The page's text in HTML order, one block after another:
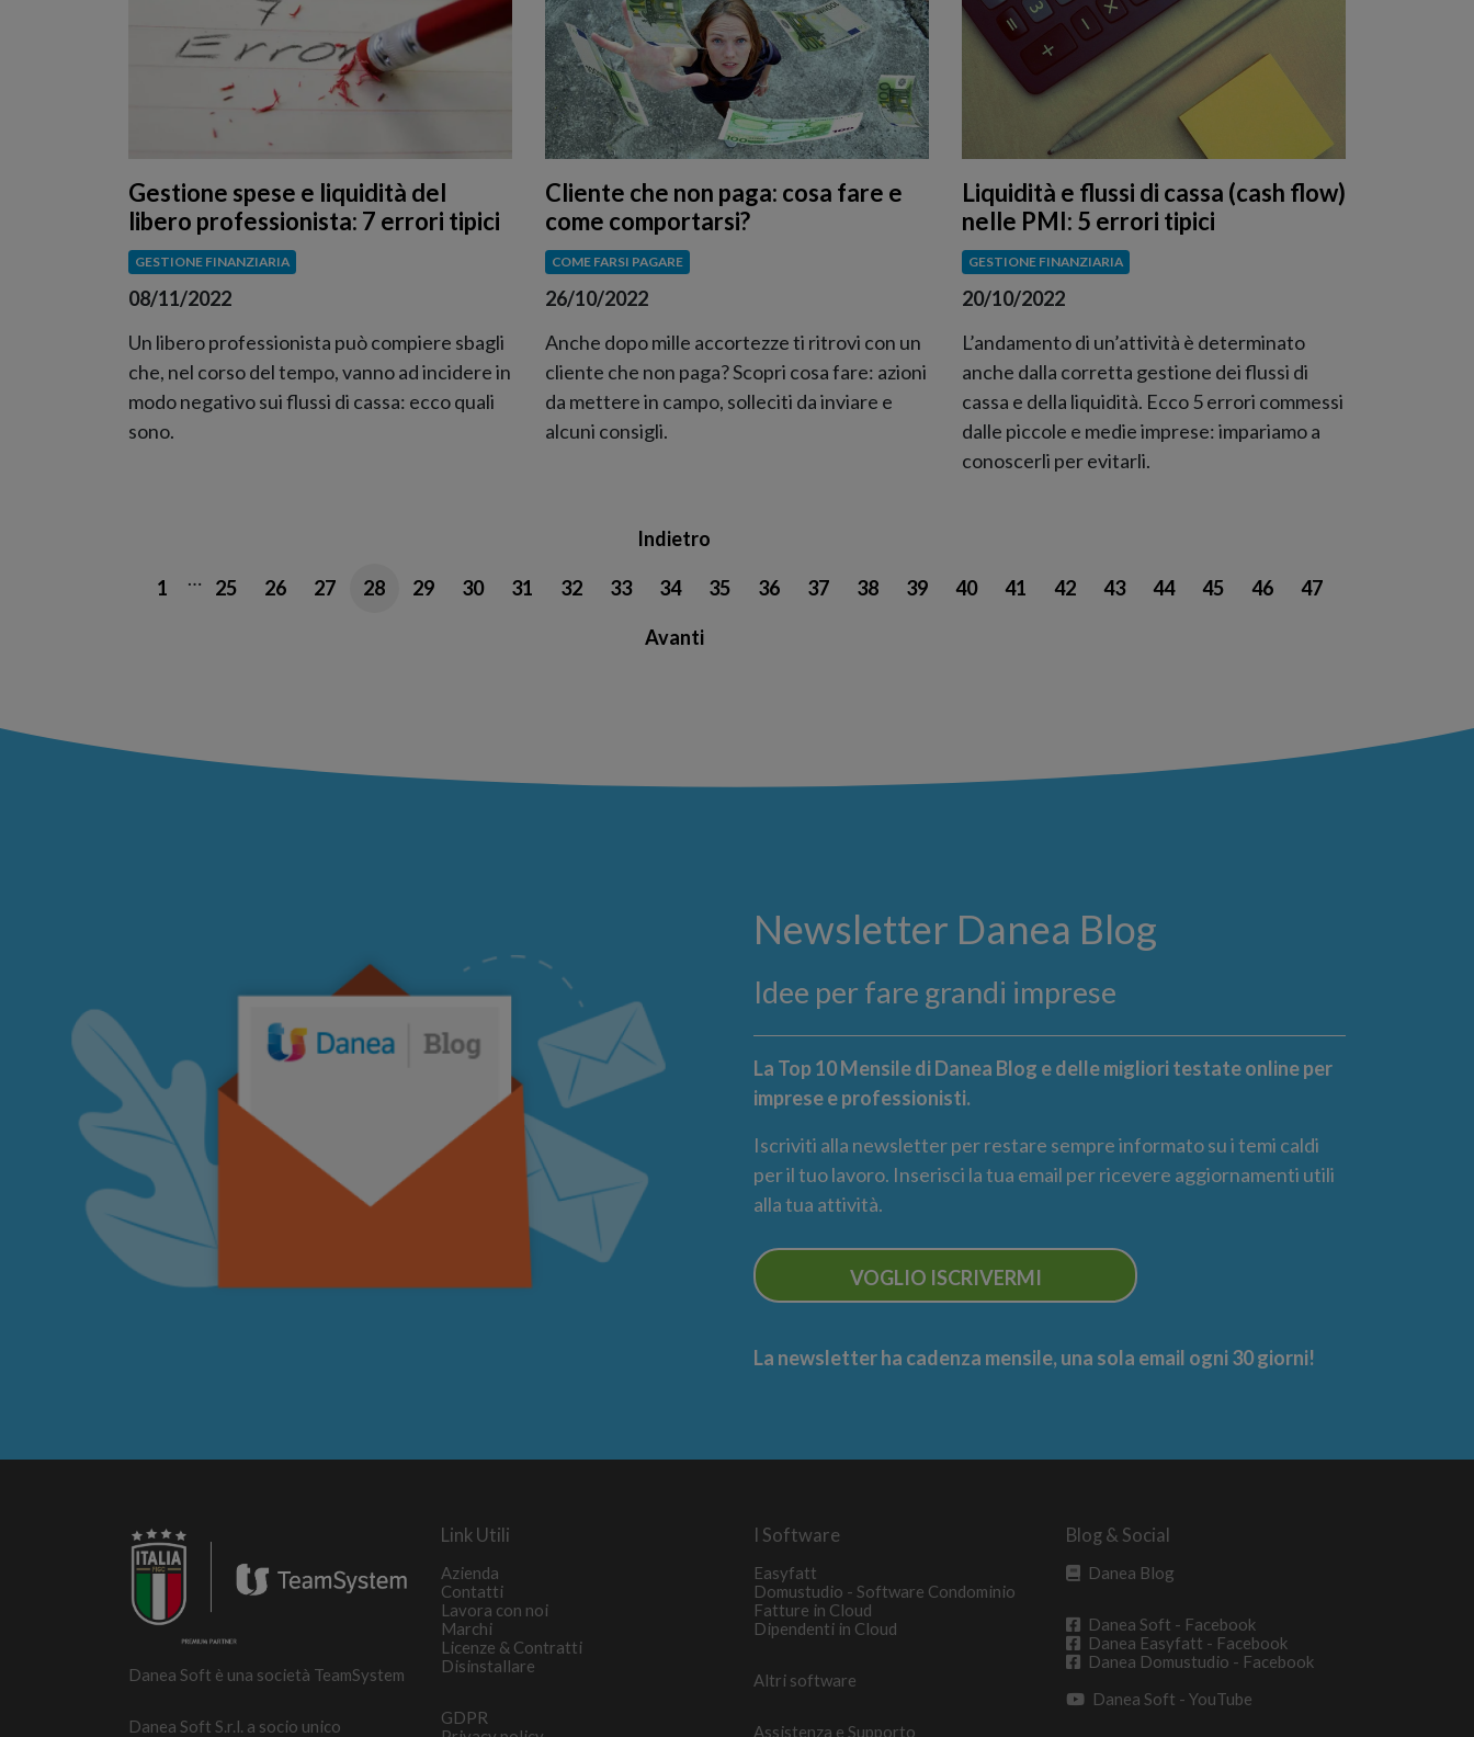
Gestione spese e liquidità del
libero professionista: 7 errori tipici
GESTIONE FINANZIARIA
08/11/2022
Un libero professionista può compiere sbagli
che, nel corso del tempo, vanno ad incidere in
modo negativo sui flussi di cassa: ecco quali
sono.
Cliente che non paga: cosa fare e
come comportarsi?
COME FARSI PAGARE
26/10/2022
Anche dopo mille accortezze ti ritrovi con un
cliente che non paga? Scopri cosa fare: azioni
da mettere in campo, solleciti da inviare e
alcuni consigli.
Liquidità e flussi di cassa (cash flow)
nelle PMI: 5 errori tipici
GESTIONE FINANZIARIA
20/10/2022
L’andamento di un’attività è determinato
anche dalla corretta gestione dei flussi di
cassa e della liquidità. Ecco 5 errori commessi
dalle piccole e medie imprese: impariamo a
conoscerli per evitarli.
Indietro
1 … 25 26 27 28 29 30 31 32 33 34 35 36 37 38 39 40 41 42 43 44 45 46 47
Avanti
Newsletter Danea Blog
Idee per fare grandi imprese
La Top 10 Mensile di Danea Blog e delle migliori testate online per
imprese e professionisti.
Iscriviti alla newsletter per restare sempre informato su i temi caldi
per il tuo lavoro. Inserisci la tua email per ricevere aggiornamenti utili
alla tua attività.
VOGLIO ISCRIVERMI
La newsletter ha cadenza mensile, una sola email ogni 30 giorni!
Danea Soft è una società TeamSystem
Danea Soft S.r.l. a socio unico
Link Utili
Azienda
Contatti
Lavora con noi
Marchi
Licenze & Contratti
Disinstallare
GDPR
I Software
Easyfatt
Domustudio - Software Condominio
Fatture in Cloud
Dipendenti in Cloud
Altri software
Assistenza e Supporto
Blog & Social
Danea Blog
Danea Soft - Facebook
Danea Easyfatt - Facebook
Danea Domustudio - Facebook
Danea Soft - YouTube